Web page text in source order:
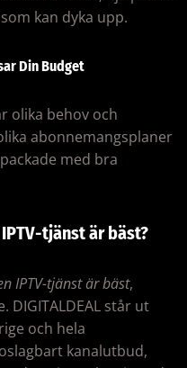
kan dyka upp.
Din Budget
olika behov och
abonnemangsplaner
med bra
tjänst är bäst?
IPTV-tjänst är bäst,
står ut
och hela
kanalutbud,